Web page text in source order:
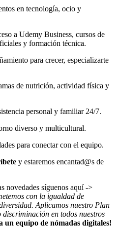
en tecnología, ocio y
a Udemy Business, cursos de
y formación técnica.
para crecer, especializarte
de nutrición, actividad física y
personal y familiar 24/7.
diverso y multicultural.
para conectar con el equipo.
y estaremos encantad@s de
novedades síguenos aquí ->
con la igualdad de
Aplicamos nuestro Plan
en todos nuestros
un equipo de nómadas digitales!